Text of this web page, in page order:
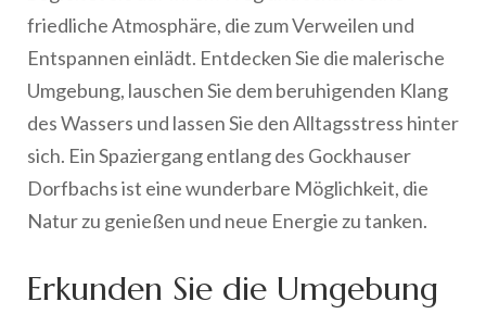
friedliche Atmosphäre, die zum Verweilen und
Entspannen einlädt. Entdecken Sie die malerische
Umgebung, lauschen Sie dem beruhigenden Klang
des Wassers und lassen Sie den Alltagsstress hinter
sich. Ein Spaziergang entlang des Gockhauser
Dorfbachs ist eine wunderbare Möglichkeit, die
Natur zu genießen und neue Energie zu tanken.
Erkunden Sie die Umgebung